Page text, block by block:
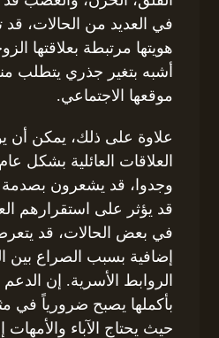
في العديد من الحالات،
هويتها مرتبطة بعلاقتها
أشبه بتغير جذري يتطلب
موقعها الاجتماعي.
علاوة على ذلك، يمكن أن
العلاقات العائلية بشكل
وجدوا، قد يشعرون بصدمة
قد يؤثر على استقرارهم
في بعض الحالات، قد
إضافية بسبب الصراع بين
الروابط الأسرية. إن الدعم
بأكملها يصبح ضرورياً في
حيث يحتاج الآباء والأمهات